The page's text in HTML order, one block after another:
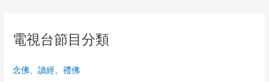
電視台節目分類
念佛、讀經、禮佛